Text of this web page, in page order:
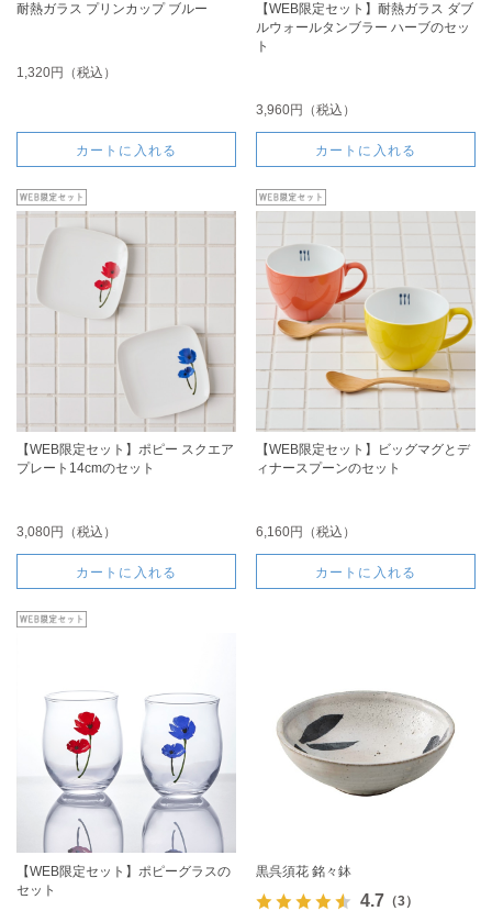
耐熱ガラス プリンカップ ブルー
1,320円（税込）
カートに入れる
【WEB限定セット】耐熱ガラス ダブ
ルウォールタンブラー ハーブのセッ
ト
3,960円（税込）
カートに入れる
【WEB限定セット】ポピー スクエア
プレート14cmのセット
3,080円（税込）
カートに入れる
【WEB限定セット】ビッグマグとデ
ィナースプーンのセット
6,160円（税込）
カートに入れる
【WEB限定セット】ポピーグラスの
セット
黒呉須花 銘々鉢
4.7 （3）